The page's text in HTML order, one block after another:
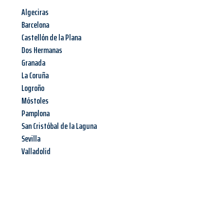
Algeciras
Barcelona
Castellón de la Plana
Dos Hermanas
Granada
La Coruña
Logroño
Móstoles
Pamplona
San Cristóbal de la Laguna
Sevilla
Valladolid